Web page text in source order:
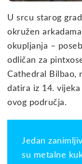
U srcu starog
okružen
okupljanja –
odličan za
Cathedral Bilbao,
datira iz 14.
ovog područja.
Jedan
su metalne